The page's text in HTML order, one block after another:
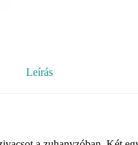
Leírás